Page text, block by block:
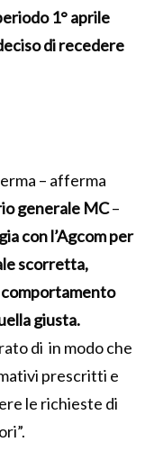
1° aprile
di recedere
– afferma
generale MC–
con l’Agcom per
scorretta,
comportamento
giusta.
di in modo che
prescritti e
le richieste di